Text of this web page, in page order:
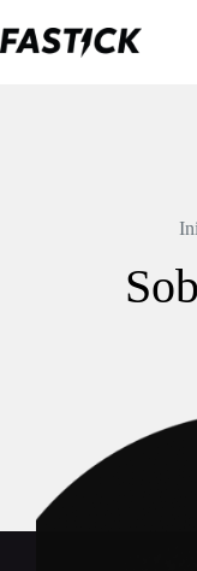
al
contenido